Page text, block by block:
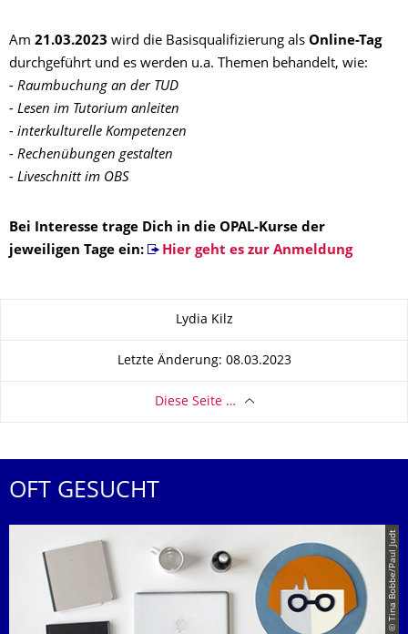
Am 21.03.2023 wird die Basisqualifizierung als Online-Tag
durchgeführt und es werden u.a. Themen behandelt, wie:
- Raumbuchung an der TUD
- Lesen im Tutorium anleiten
- interkulturelle Kompetenzen
- Rechenübungen gestalten
- Liveschnitt im OBS
Bei Interesse trage Dich in die OPAL-Kurse der
jeweiligen Tage ein:
Hier geht es zur Anmeldung
Lydia Kilz
Letzte Änderung: 08.03.2023
Diese Seite …
OFT GESUCHT
© Tina Bobbe/Paul Judt